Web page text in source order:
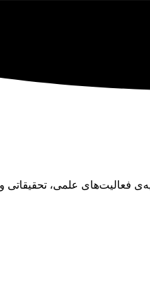
ایران باهدف ارایه‌ی فعالیت‌های